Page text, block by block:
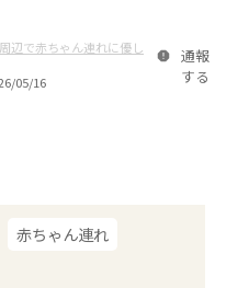
辺で赤ちゃん連れに優し
05/16
通報
する
赤ちゃん連れ